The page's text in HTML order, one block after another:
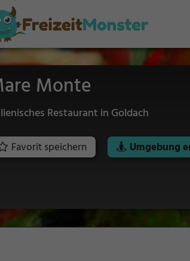
Monte
Restaurant in Goldach
Favorit speichern Umgebung